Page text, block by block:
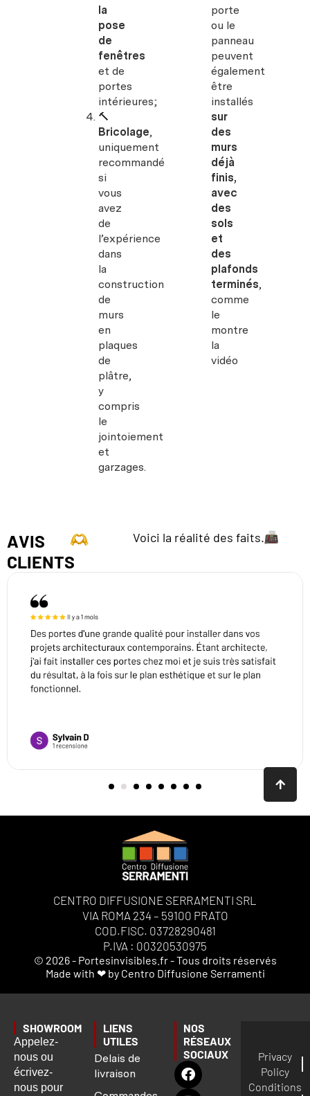
la
pose
de
fenêtres
et de
portes
intérieures;
🔨
Bricolage,
uniquement
recommandé
si
vous
avez
de
l’expérience
dans
la
construction
de
murs
en
plaques
de
plâtre,
y
compris
le
jointoiement
et
garzages.
porte
ou le
panneau
peuvent
également
être
installés
sur
des
murs
déjà
finis,
avec
des
sols
et
des
plafonds
terminés,
comme
le
montre
la
vidéo
AVIS
CLIENTS
Voici la réalité des faits.
CENTRO DIFFUSIONE SERRAMENTI SRL
VIA ROMA 234 – 59100 PRATO
COD.FISC. 03728290481
P.IVA : 00320530975
© 2026 - Portesinvisibles.fr - Tous droits réservés
Made with ❤ by Centro Diffusione Serramenti
SHOWROOM
Appelez-
nous ou
écrivez-
nous pour
LIENS
UTILES
Delais de
livraison
NOS
RÉSEAUX
SOCIAUX
Privacy
Policy
Conditions